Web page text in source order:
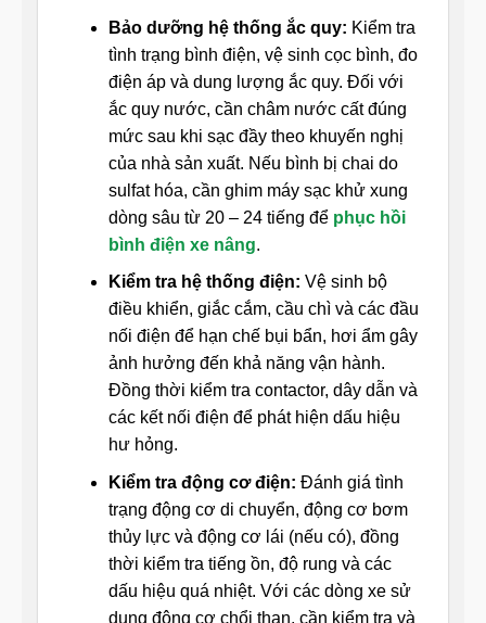
Bảo dưỡng hệ thống ắc quy: Kiểm tra
tình trạng bình điện, vệ sinh cọc bình, đo
điện áp và dung lượng ắc quy. Đối với
ắc quy nước, cần châm nước cất đúng
mức sau khi sạc đầy theo khuyến nghị
của nhà sản xuất. Nếu bình bị chai do
sulfat hóa, cần ghim máy sạc khử xung
dòng sâu từ 20 – 24 tiếng để phục hồi
bình điện xe nâng.
Kiểm tra hệ thống điện: Vệ sinh bộ
điều khiển, giắc cắm, cầu chì và các đầu
nối điện để hạn chế bụi bẩn, hơi ẩm gây
ảnh hưởng đến khả năng vận hành.
Đồng thời kiểm tra contactor, dây dẫn và
các kết nối điện để phát hiện dấu hiệu
hư hỏng.
Kiểm tra động cơ điện: Đánh giá tình
trạng động cơ di chuyển, động cơ bơm
thủy lực và động cơ lái (nếu có), đồng
thời kiểm tra tiếng ồn, độ rung và các
dấu hiệu quá nhiệt. Với các dòng xe sử
dụng động cơ chổi than, cần kiểm tra và